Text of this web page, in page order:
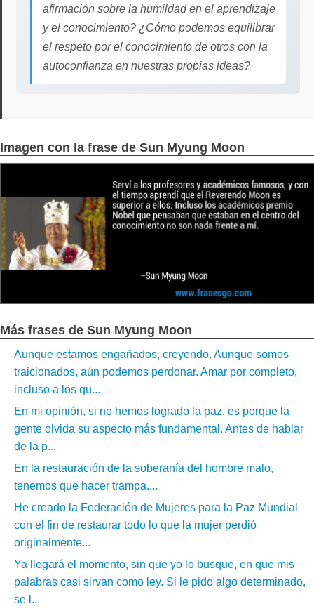
afirmación sobre la humildad en el aprendizaje
y el conocimiento? ¿Cómo podemos equilibrar
el respeto por el conocimiento de otros con la
autoconfianza en nuestras propias ideas?
Imagen con la frase de Sun Myung Moon
Más frases de Sun Myung Moon
Aunque estamos engañados, creyendo. Aunque somos
traicionados, aún podemos perdonar. Amar por completo,
incluso a los qu...
En mi opinión, si no hemos logrado la paz, es porque la
gente olvida su aspecto más fundamental. Antes de hablar
de la p...
En la restauración de la soberanía del hombre malo,
tenemos que hacer trampa....
He creado la Federación de Mujeres para la Paz Mundial
con el fin de restaurar todo lo que la mujer perdió
originalmente...
Ya llegará el momento, sin que yo lo busque, en que mis
palabras casi sirvan como ley. Si le pido algo determinado,
se l...